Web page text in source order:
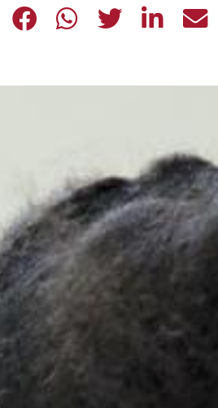
CIAO GINO, AMICO
CIAO GINO,
CIAOCIAO